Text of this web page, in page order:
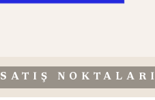
SATIŞ NOKTALARI